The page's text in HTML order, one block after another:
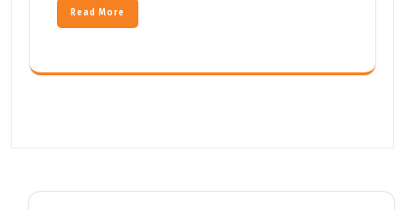
Read More